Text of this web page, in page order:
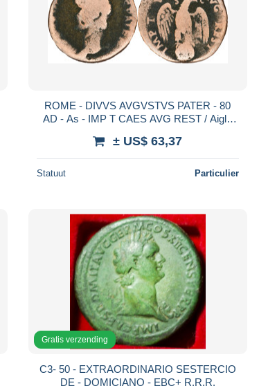
ROME - DIVVS AVGVSTVS PATER - 80
AD - As - IMP T CAES AVG REST / Aigle
± US$ 63,37
Statuut Particulier
Gratis verzending
C3- 50 - EXTRAORDINARIO SESTERCIO
DE - DOMICIANO - EBC+ R.R.R.